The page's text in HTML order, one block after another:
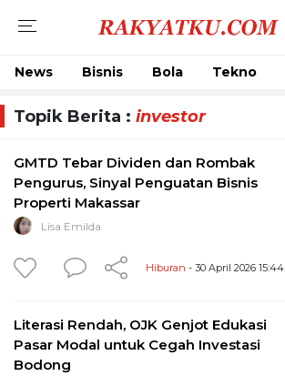
News Bisnis Bola Tekno
Topik Berita : investor
GMTD Tebar Dividen dan Rombak
Pengurus, Sinyal Penguatan Bisnis
Properti Makassar
Lisa Emilda
Hiburan - 30 April 2026 15:44
Literasi Rendah, OJK Genjot Edukasi
Pasar Modal untuk Cegah Investasi
Bodong